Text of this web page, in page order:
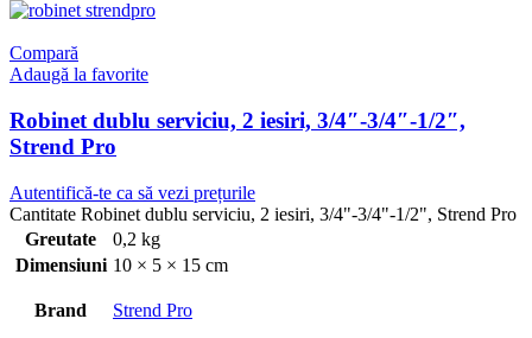
Compară
Adaugă la favorite
Robinet dublu serviciu, 2 iesiri, 3/4″-3/4″-1/2″,
Strend Pro
Autentifică-te ca să vezi prețurile
Cantitate Robinet dublu serviciu, 2 iesiri, 3/4"-3/4"-1/2", Strend Pro
Greutate
0,2 kg
Dimensiuni 10 × 5 × 15 cm
Brand Strend Pro